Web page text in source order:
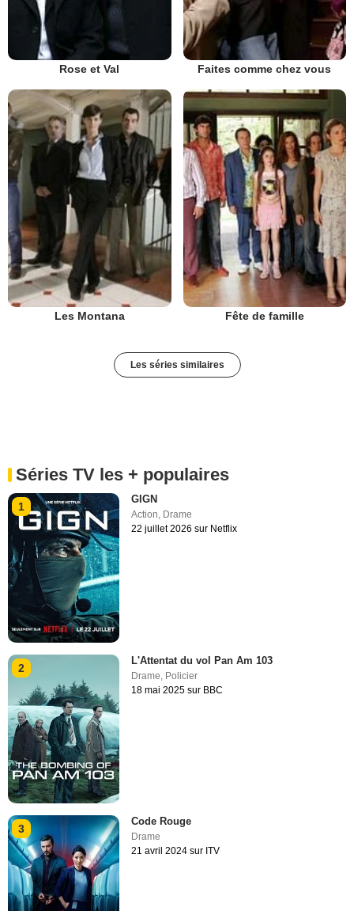
Rose et Val Faites comme chez vous
Les Montana Fête de famille
Les séries similaires
Séries TV les + populaires
1
GIGN
Action, Drame
22 juillet 2026 sur Netflix
2
L'Attentat du vol Pan Am 103
Drame Policier
18 mai 2025 sur BBC
3
Code Rouge
Drame
21 avril 2024 sur ITV